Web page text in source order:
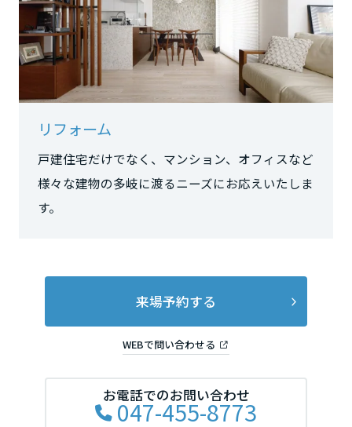
リフォーム
戸建住宅だけでなく、マンション、オフィスなど
様々な建物の多岐に渡るニーズにお応えいたしま
す。
来場予約する
WEBで問い合わせる
お電話でのお問い合わせ
047-455-8773
長野県
東海エリア
岐阜県
静岡県
滋賀県